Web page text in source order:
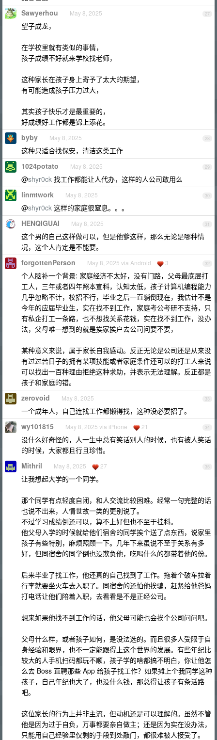
27
Sawyerhou May 8, 2025
望子成龙，
在学校里就有类似的事情，
孩子成绩不好就来学校找老师，
这种家长在孩子身上寄予了太大的期望，
有可能造成孩子压力过大，
其实孩子快乐才是最重要的，
好成绩好工作都是锦上添花。
28
byby May 8, 2025
这种只适合找保安，清洁这类工作
29
1024potato May 8, 2025
@shyr0ck 找工作都能让人代办，这样的人公司敢用么
30
linmtwork May 8, 2025
@shyr0ck 这样的家庭很窒息。。。
31
HENQIGUAI May 8, 2025
这个男的自己这样做可以，但是他爹这样，那么无论是哪种情
况，这个人肯定是不能要。
32
forgottenPerson May 8, 2025 via Android 3
个人脑补一个背景: 家庭经济不太好，没有门路，父母最底层打
工人，三年或者四年照本宣科，认知太低，孩子计算机编程能力
几乎忽略不计，校招不行，毕业之后一直躺倒现在，我估计不是
今年的应届毕业生，实在找不到工作，家庭考公考研不支持，只
有私企打工一条路，也不想找关系花钱，实在找不到工作，没办
法，父母唯一想到的就是挨家挨户去公司问要不要，
某种意义来说，属于家长自我感动。反正无论是公司还是从来没
有过过苦日子的拥有某项技能或者家庭条件还可以的打工人来说
可以找出一百种理由拒绝这种求助，并表示无法理解。反正都是
孩子和家庭的错。
33
zerovoid May 8, 2025
一个成年人，自己连找工作都懒得找，这种没必要招了。
34
wy101815 May 8, 2025 via iPhone 21
没什么好奇怪的，人一生中总有笑话别人的时候，也有被人笑话
的时候，大家都且行且珍惜。
35
Mithril May 8, 2025 27
让我想起大学的一个同学。
那个同学有点轻度自闭，和人交流比较困难。经常一句完整的话
也说不出来，人情世故一类的更别说了。
不过学习成绩倒还可以，算不上好但也不至于挂科。
他父母入学的时候就给他们宿舍的同学挨个送了点东西，说家里
孩子有些特别，麻烦照顾一下。几年下来虽说不至于关系有多
好，但同宿舍的同学倒也没欺负他，吃喝什么的都带着他的份。
后来毕业了找工作，他还真的自己找到了工作。拖着个破车拉着
行李就要坐火车去入职了。同宿舍的还怕他挨骗，赶紧给他爸妈
打电话让他们陪着入职，去看看是不是正经公司。
想来如果他找不到工作的话，他父母可能也会挨个公司问问吧。
父母什么样，或者孩子如何，是没法选的。而且很多人受限于自
身经验和眼界，也不一定能跟得上这个世界的发展。有些年纪比
较大的人手机扫码都玩不顺，孩子学的啥都搞不明白，你让他怎
么去 Boss 直聘那些 App 给孩子找工作？如果摊上个我同学这种
孩子，自己年纪也大了，也没什么钱，那总得让孩子有条活路
吧。
这位家长的行为上并非主流，但动机还是可以理解的。虽然不管
他是因为过于自负，万事都要亲自做主；还是因为实在没办法，
只能用自己经验里仅剩的手段到处敲门，都很难被人接受了。